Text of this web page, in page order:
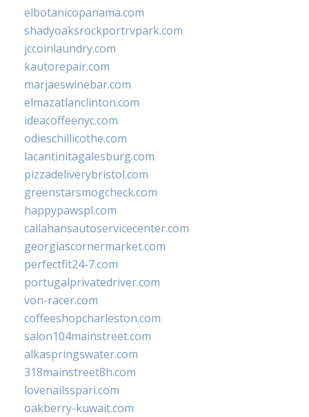
elbotanicopanama.com
shadyoaksrockportrvpark.com
jccoinlaundry.com
kautorepair.com
marjaeswinebar.com
elmazatlanclinton.com
ideacoffeenyc.com
odieschillicothe.com
lacantinitagalesburg.com
pizzadeliverybristol.com
greenstarsmogcheck.com
happypawspl.com
callahansautoservicecenter.com
georgiascornermarket.com
perfectfit24-7.com
portugalprivatedriver.com
von-racer.com
coffeeshopcharleston.com
salon104mainstreet.com
alkaspringswater.com
318mainstreet8h.com
lovenailsspari.com
oakberry-kuwait.com